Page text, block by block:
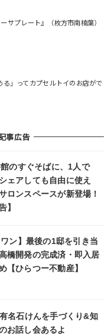
サプレート』（枚方市南楠葉）
」ってカプセルトイのお店がで
事広告
のすぐそばに、1人で
ェアしても自由に使え
ロンスペースが新登場！
】
ワン】最後の1邸を引き当
橋開発の完成済・即入居
【ひらつー不動産】
名石けんを手づくり&知
お話し会あるよ